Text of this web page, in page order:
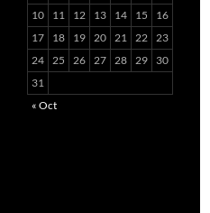
10
11 12 13 14 15
16
17
18 19 20 21 22
23
24
25 26 27 28 29
30
31
« Oct